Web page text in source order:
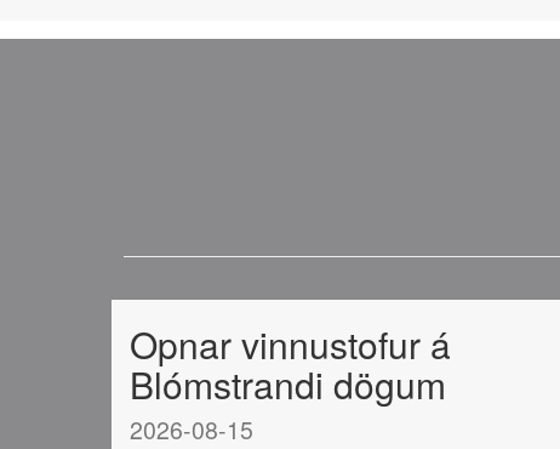
Opnar vinnustofur á
Blómstrandi dögum
2026-08-15